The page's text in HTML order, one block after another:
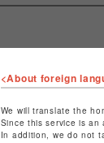
<About foreign
We will translate the
Since this service is
In addition, we do not